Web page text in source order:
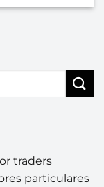
traders
particulares